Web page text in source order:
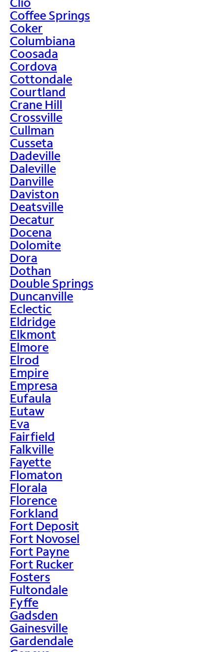
Coffee Springs
Coker
Columbiana
Coosada
Cordova
Cottondale
Courtland
Crane Hill
Crossville
Cullman
Cusseta
Dadeville
Daleville
Danville
Daviston
Deatsville
Decatur
Docena
Dolomite
Dora
Dothan
Double Springs
Duncanville
Eclectic
Eldridge
Elkmont
Elmore
Elrod
Empire
Empresa
Eufaula
Eutaw
Eva
Fairfield
Falkville
Fayette
Flomaton
Florala
Florence
Forkland
Fort Deposit
Fort Novosel
Fort Payne
Fort Rucker
Fosters
Fultondale
Fyffe
Gadsden
Gainesville
Gardendale